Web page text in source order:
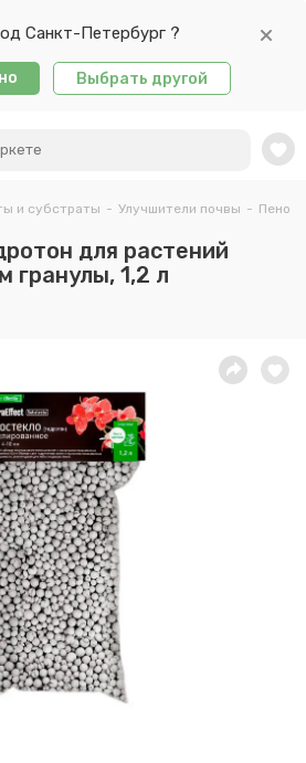
Санкт-Петербург ?
Выбрать другой
и субстраты - Улучшители почвы -
для растений
гранулы, 1,2 л